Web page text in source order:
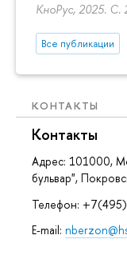
КноРус, 2025. С.
Все публикации
КОНТАКТЫ
Контакты
Адрес: 101000,
бульвар",
Телефон:
E-mail: